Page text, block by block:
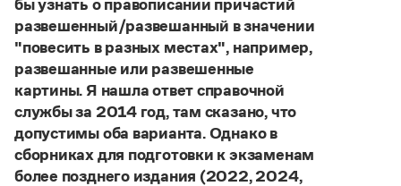
Словари русского языка как государственного
Справочники
Правила русской орфографии и пунктуации
Русский язык. Краткий теоретический курс
для школьников
Письмовник
Управление в русском языке
Словарь русских имён
Словарь методических терминов
Правила русской орфографии и пунктуации
(1956)
бы узнать о правописании причастий
развешенный/развешанный в значении
"повесить в разных местах", например,
развешанные или развешенные
картины. Я нашла ответ справочной
службы за 2014 год, там сказано, что
допустимы оба варианта. Однако в
сборниках для подготовки к экзаменам
более позднего издания (2022, 2024,